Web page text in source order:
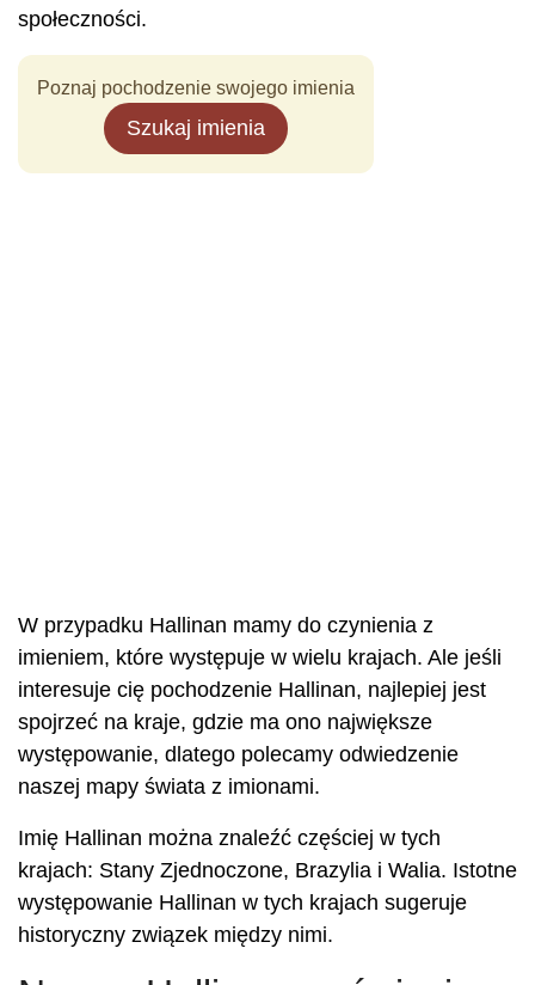
społeczności.
Poznaj pochodzenie swojego imienia
Szukaj imienia
W przypadku Hallinan mamy do czynienia z
imieniem, które występuje w wielu krajach. Ale jeśli
interesuje cię pochodzenie Hallinan, najlepiej jest
spojrzeć na kraje, gdzie ma ono największe
występowanie, dlatego polecamy odwiedzenie
naszej mapy świata z imionami.
Imię Hallinan można znaleźć częściej w tych
krajach: Stany Zjednoczone, Brazylia i Walia. Istotne
występowanie Hallinan w tych krajach sugeruje
historyczny związek między nimi.